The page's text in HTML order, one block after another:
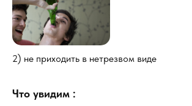
Что увидим :
2) не приходить в нетрезвом виде